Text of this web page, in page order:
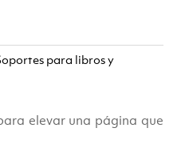
para libros y
elevar una página que